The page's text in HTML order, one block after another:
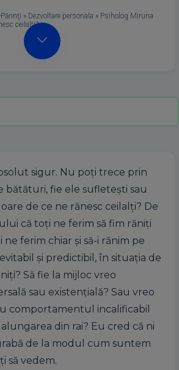
» Dezvoltare personala » Psiholog Miruna
ceilalți?
sigur. Nu poți trece prin
bătături, fie ele sufletești sau
de ce ne rănesc ceilalți? De
că toți ne ferim să fim răniți
ferim chiar și să-i rănim pe
și predictibil, în situația de
Să fie la mijloc vreo
sau existențială? Sau vreo
comportamentul incalificabil
din rai? Eu cred că ni
de la modul cum suntem
să vedem.